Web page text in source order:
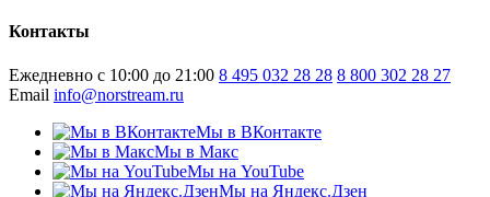
Контакты
Ежедневно с 10:00 до 21:00 8 495 032 28 28 8 800 302 28 27
Email info@norstream.ru
Мы в ВКонтакте
Мы в Макс
Мы на YouTube
Мы на Яндекс.Дзен